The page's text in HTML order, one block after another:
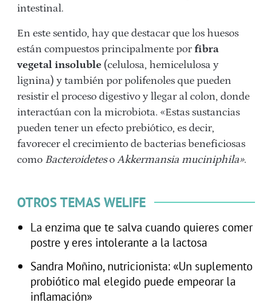
intestinal.
En este sentido, hay que destacar que los huesos
están compuestos principalmente porfibra
vegetal insoluble (celulosa, hemicelulosa y
lignina) y también por polifenoles que pueden
resistir el proceso digestivo y llegar al colon, donde
interactúan con la microbiota. «Estas sustancias
pueden tener un efecto prebiótico, es decir,
favorecer el crecimiento de bacterias beneficiosas
como Bacteroideteso Akkermansia muciniphila».
OTROS TEMAS WELIFE
La enzima que te salva cuando quieres comer
postre y eres intolerante a la lactosa
Sandra Moñino, nutricionista: «Un suplemento
probiótico mal elegido puede empeorar la
inflamación»